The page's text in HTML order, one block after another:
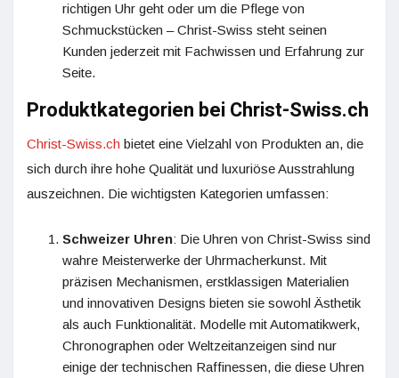
richtigen Uhr geht oder um die Pflege von
Schmuckstücken – Christ-Swiss steht seinen
Kunden jederzeit mit Fachwissen und Erfahrung zur
Seite.
Produktkategorien bei Christ-Swiss.ch
Christ-Swiss.ch bietet eine Vielzahl von Produkten an, die
sich durch ihre hohe Qualität und luxuriöse Ausstrahlung
auszeichnen. Die wichtigsten Kategorien umfassen:
Schweizer Uhren: Die Uhren von Christ-Swiss sind
wahre Meisterwerke der Uhrmacherkunst. Mit
präzisen Mechanismen, erstklassigen Materialien
und innovativen Designs bieten sie sowohl Ästhetik
als auch Funktionalität. Modelle mit Automatikwerk,
Chronographen oder Weltzeitanzeigen sind nur
einige der technischen Raffinessen, die diese Uhren